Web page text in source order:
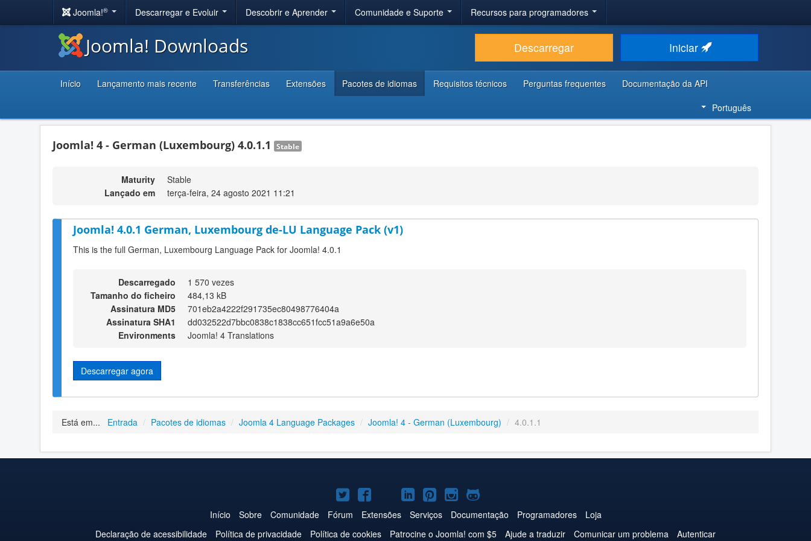
Joomla!® Descarregar e Evoluir Descobrir e Aprender Comunidade e Suporte Recursos para programadores
Joomla! Downloads Descarregar Iniciar
Início Lançamento mais recente Transferências Extensões Pacotes de idiomas Requisitos técnicos Perguntas frequentes
Documentação da API
Português
Joomla! 4 - German (Luxembourg) 4.0.1.1 Stable
Maturity
Stable
Lançado em
terça-feira, 24 agosto 2021 11:21
Joomla! 4.0.1 German, Luxembourg de-LU Language Pack (v1)
This is the full German, Luxembourg Language Pack for Joomla! 4.0.1
Descarregado
1 570 vezes
Tamanho do ficheiro
484,13 kB
Assinatura MD5
701eb2a4222f291735ec80498776404a
Assinatura SHA1
dd032522d7bbc0838c1838cc651fcc51a9a6e50a
Environments
Joomla! 4 Translations
Descarregar agora
Está em... Entrada / Pacotes de idiomas / Joomla 4 Language Packages / Joomla! 4 - German (Luxembourg) / 4.0.1.1
Joomla!
no
Twitter
Joomla!
no
Facebook
Joomla!
no
YouTube
Joomla!
no
LinkedIn
Joomla!
no
Pinterest
Joomla!
no
Instagram
Joomla!
no
GitHub
Início Sobre Comunidade Fórum Extensões Serviços Documentação Programadores
Loja
Declaração de acessibilidade
Política de privacidade Política de cookies Patrocine o Joomla! com $5 Ajude a traduzir Comunicar um problema Autenticar